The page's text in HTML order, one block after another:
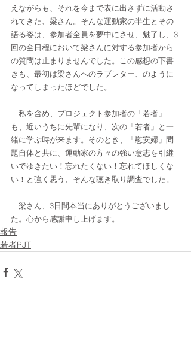
えながらも、それを今まで表に出さずに活動さ
れてきた、梁さん。そんな運動家の半生とその
語る姿は、参加者全員を夢中にさせ、魅了し、3
回の全日程において梁さんに対する参加者から
の質問は止まりませんでした。この感想の下書
きも、最初は梁さんへのラブレター、のように
なってしまったほどでした。
私を含め、プロジェクト参加者の「若者」
も、近いうちに先輩になり、次の「若者」と一
緒に学ぶ時が来ます。そのとき、「慰安婦」問
題自体と共に、運動家の方々の強い意志を引継
いでゆきたい！忘れたくない！忘れてほしくな
い！と強く思う、そんな聴き取り調査でした。
梁さん、3日間本当にありがとうございまし
た。心から感謝申し上げます。
報告
若者PJT